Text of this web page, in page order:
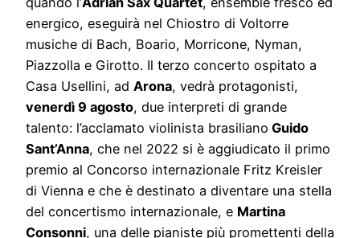
energico, eseguirà nel Chiostro di Voltorre
musiche di Bach, Boario, Morricone, Nyman,
Piazzolla e Girotto. Il terzo concerto ospitato a
Casa Usellini, ad Arona, vedrà protagonisti,
venerdì 9 agosto, due interpreti di grande
talento: l’acclamato violinista brasiliano Guido
Sant’Anna, che nel 2022 si è aggiudicato il primo
premio al Concorso internazionale Fritz Kreisler
di Vienna e che è destinato a diventare una stella
del concertismo internazionale, e Martina
Consonni, una delle pianiste più promettenti della